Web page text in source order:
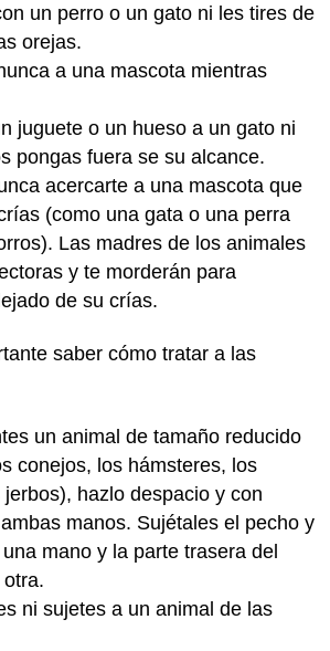
un perro o un gato ni les tires de
orejas.
a una mascota mientras
juguete o un hueso a un gato ni
pongas fuera se su alcance.
acercarte a una mascota que
(como una gata o una perra
Las madres de los animales
y te morderán para
de su crías.
saber cómo tratar a las
un animal de tamaño reducido
conejos, los hámsteres, los
hazlo despacio y con
manos. Sujétales el pecho y
mano y la parte trasera del
ni sujetes a un animal de las